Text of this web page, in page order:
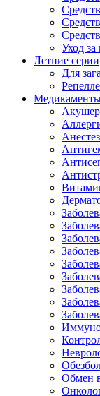
Уход за
Летние серии
Для
Обмен